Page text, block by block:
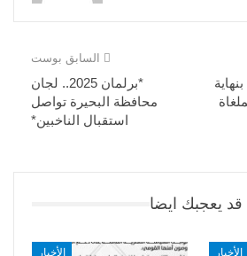
السابق بوست
*برلمان 2025.. لجان
محافظة البحيرة تواصل
استقبال الناخبين*
قد يعجبك ايضا
الأخبار الأخبار